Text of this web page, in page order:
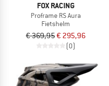
FOX RACING
Proframe RS Aura
Fietshelm
€ 369,95€ 295,96
(0)